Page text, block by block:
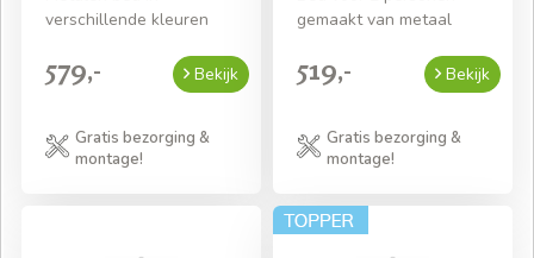
verschillende kleuren
579,- Bekijk
Gratis bezorging &
montage!
gemaakt van metaal
519,- Bekijk
Gratis bezorging &
montage!